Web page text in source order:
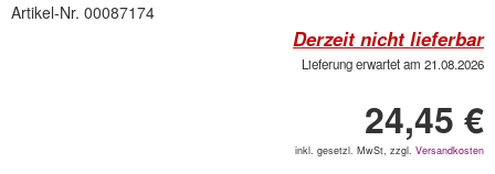
Artikel-Nr. 00087174
Derzeit nicht lieferbar
Lieferung erwartet am 21.08.2026
24,45 €
inkl. gesetzl. MwSt, zzgl. Versandkosten